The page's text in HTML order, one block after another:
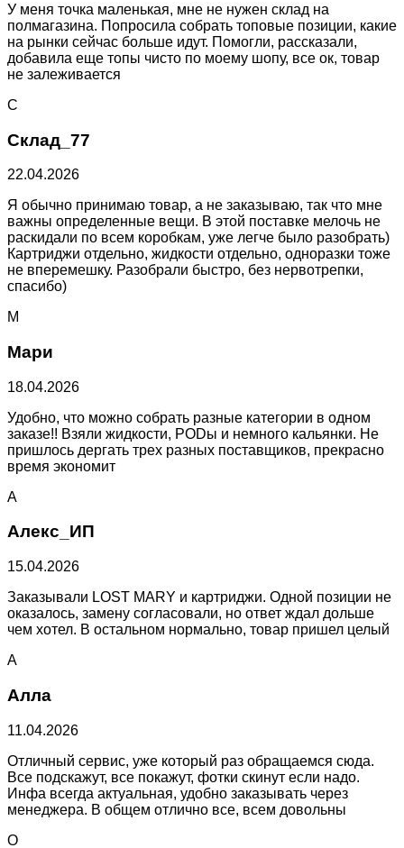
У меня точка маленькая, мне не нужен склад на
полмагазина. Попросила собрать топовые позиции, какие
на рынки сейчас больше идут. Помогли, рассказали,
добавила еще топы чисто по моему шопу, все ок, товар
не залеживается
С
Склад_77
22.04.2026
Я обычно принимаю товар, а не заказываю, так что мне
важны определенные вещи. В этой поставке мелочь не
раскидали по всем коробкам, уже легче было разобрать)
Картриджи отдельно, жидкости отдельно, одноразки тоже
не вперемешку. Разобрали быстро, без нервотрепки,
спасибо)
М
Мари
18.04.2026
Удобно, что можно собрать разные категории в одном
заказе!! Взяли жидкости, PODы и немного кальянки. Не
пришлось дергать трех разных поставщиков, прекрасно
время экономит
А
Алекс_ИП
15.04.2026
Заказывали LOST MARY и картриджи. Одной позиции не
оказалось, замену согласовали, но ответ ждал дольше
чем хотел. В остальном нормально, товар пришел целый
А
Алла
11.04.2026
Отличный сервис, уже который раз обращаемся сюда.
Все подскажут, все покажут, фотки скинут если надо.
Инфа всегда актуальная, удобно заказывать через
менеджера. В общем отлично все, всем довольны
O